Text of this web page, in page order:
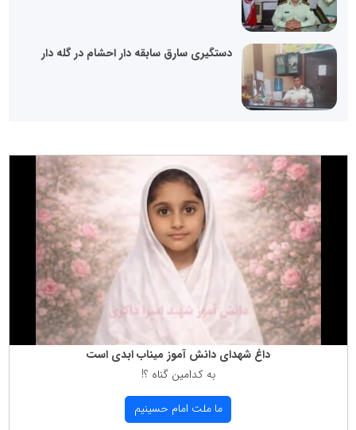
دستگیری سارق سابقه دار احشام در گله دار
داغ شهدای دانش آموز میناب ابدی است
به كدامین گناه ؟!
ما ملت امام حسینیم